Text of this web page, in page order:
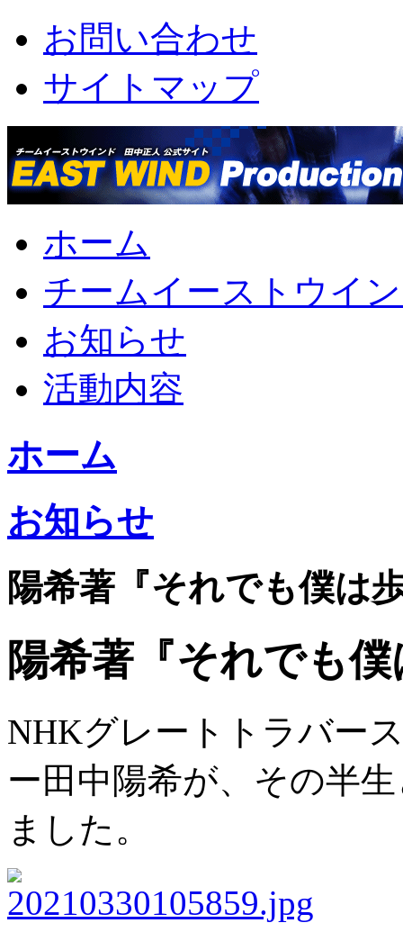
お問い合わせ
サイトマップ
ホーム
チームイーストウイ
お知らせ
活動内容
ホーム
お知らせ
陽希著『それでも僕は
陽希著『それでも
NHKグレートトラバー
ー田中陽希が、その半
ました。